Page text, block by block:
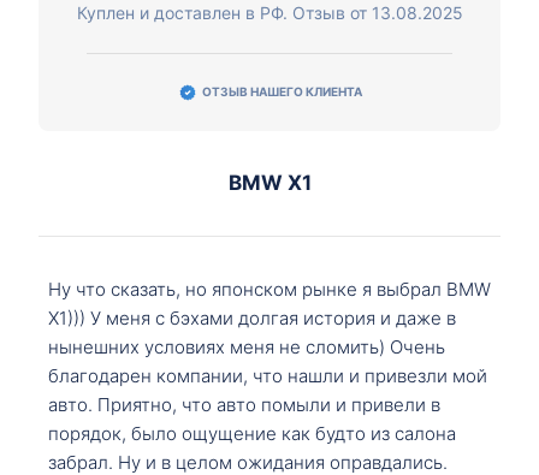
Куплен и доставлен в РФ. Отзыв от 13.08.2025
ОТЗЫВ НАШЕГО КЛИЕНТА
BMW X1
Ну что сказать, но японском рынке я выбрал BMW
X1))) У меня с бэхами долгая история и даже в
нынешних условиях меня не сломить) Очень
благодарен компании, что нашли и привезли мой
авто. Приятно, что авто помыли и привели в
порядок, было ощущение как будто из салона
забрал. Ну и в целом ожидания оправдались.